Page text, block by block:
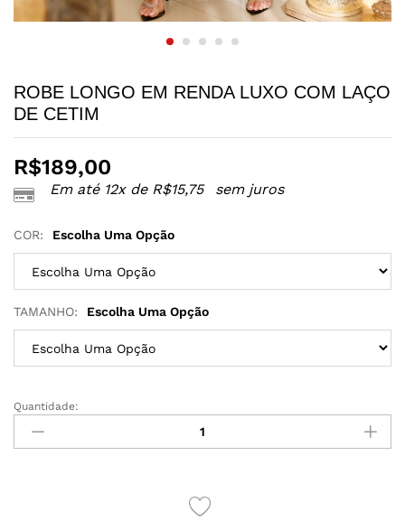
ROBE LONGO EM RENDA LUXO COM LAÇO
DE CETIM
R$189,00
Em até 12x de R$15,75 sem juros
COR: Escolha Uma Opção
TAMANHO: Escolha Uma Opção
ROBE
LONGO
EM
Quantidade: